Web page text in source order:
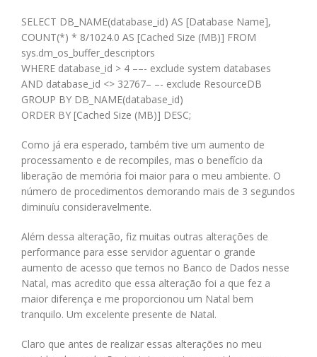
SELECT DB_NAME(database_id) AS [Database Name],
COUNT(*) * 8/1024.0 AS [Cached Size (MB)] FROM
sys.dm_os_buffer_descriptors
WHERE database_id > 4 ––- exclude system databases
AND database_id <> 32767– –- exclude ResourceDB
GROUP BY DB_NAME(database_id)
ORDER BY [Cached Size (MB)] DESC;
Como já era esperado, também tive um aumento de
processamento e de recompiles, mas o benefício da
liberação de memória foi maior para o meu ambiente. O
número de procedimentos demorando mais de 3 segundos
diminuíu consideravelmente.
Além dessa alteração, fiz muitas outras alterações de
performance para esse servidor aguentar o grande
aumento de acesso que temos no Banco de Dados nesse
Natal, mas acredito que essa alteração foi a que fez a
maior diferença e me proporcionou um Natal bem
tranquilo. Um excelente presente de Natal.
Claro que antes de realizar essas alterações no meu